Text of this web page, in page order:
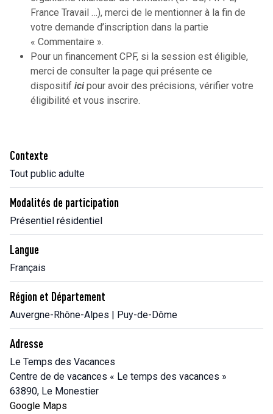
Contexte
Tout public adulte
Modalités de participation
Présentiel résidentiel
Langue
Français
Région et Département
Auvergne-Rhône-Alpes | Puy-de-Dôme
Adresse
Le Temps des Vacances
Centre de de vacances « Le temps des vacances »
63890, Le Monestier
Google Maps
France Travail …), merci de le mentionner à la fin de
votre demande d’inscription dans la partie
« Commentaire ».
Pour un financement CPF, si la session est éligible,
merci de consulter la page qui présente ce
dispositif icipour avoir des précisions, vérifier votre
éligibilité et vous inscrire.